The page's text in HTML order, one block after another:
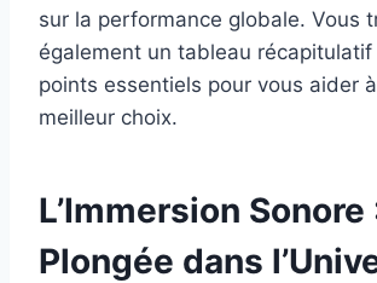
sur la performance globale. Vous
également un tableau
points essentiels pour vous aider
meilleur choix.
L’Immersion Sonore
Plongée dans